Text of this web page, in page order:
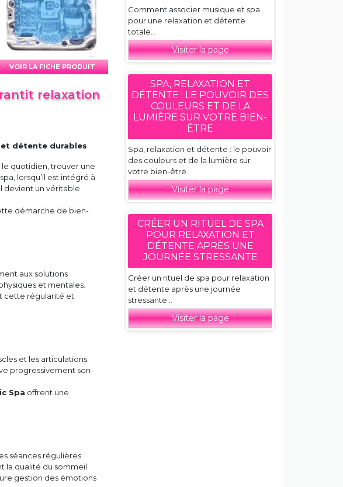
VOIR LA FICHE PRODUIT
relaxation
détente durables
le quotidien, trouver une
lorsqu’il est intégré à
devient un véritable
démarche de bien-
aux solutions
et mentales.
cette régularité et
et les articulations.
progressivement son
Spa offrent une
séances régulières
la qualité du sommeil.
gestion des émotions
Comment associer musique et spa
pour une relaxation et détente
totale...
Visiter la page
SPA, RELAXATION ET
DÉTENTE : LE POUVOIR DES
COULEURS ET DE LA
LUMIÈRE SUR VOTRE BIEN-
ÊTRE
Spa, relaxation et détente : le pouvoir
des couleurs et de la lumière sur
votre bien-être...
Visiter la page
CRÉER UN RITUEL DE SPA
POUR RELAXATION ET
DÉTENTE APRÈS UNE
JOURNÉE STRESSANTE
Créer un rituel de spa pour relaxation
et détente après une journée
stressante...
Visiter la page